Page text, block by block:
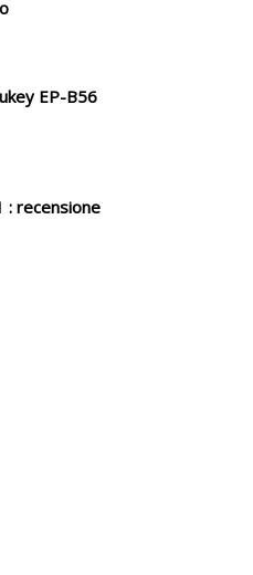
EP-B56
: recensione